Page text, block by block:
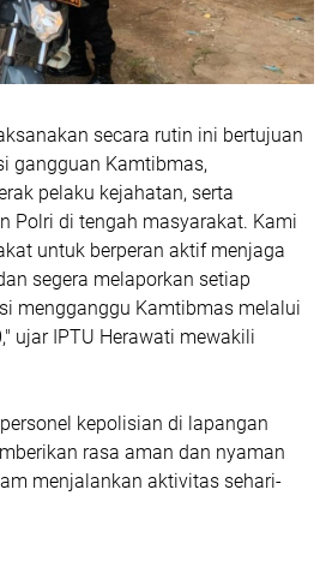
secara rutin ini bertujuan
gangguan Kamtibmas,
pelaku kejahatan, serta
Polri di tengah masyarakat. Kami
untuk berperan aktif menjaga
segera melaporkan setiap
mengganggu Kamtibmas melalui
ujar IPTU Herawati mewakili
kepolisian di lapangan
rasa aman dan nyaman
menjalankan aktivitas sehari-